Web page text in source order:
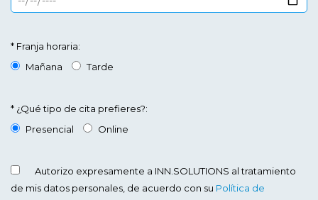
* Franja horaria:
Mañana
Tarde
* ¿Qué tipo de cita prefieres?:
Presencial
Online
Autorizo expresamente a INN.SOLUTIONS al tratamiento
de mis datos personales, de acuerdo con su Política de